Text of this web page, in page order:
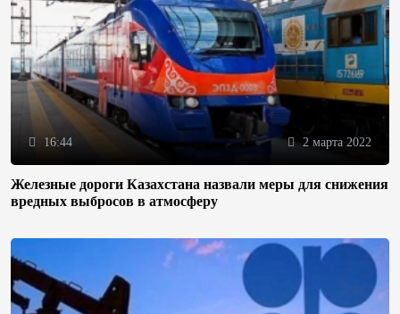
16:44 2 марта 2022
Железные дороги Казахстана назвали меры для снижения
вредных выбросов в атмосферу